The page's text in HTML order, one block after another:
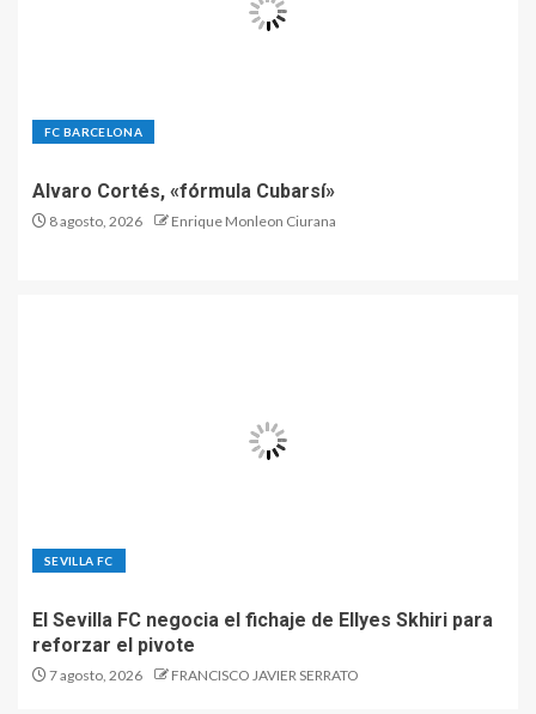
FC BARCELONA
Alvaro Cortés, «fórmula Cubarsí»
8 agosto, 2026 Enrique Monleon Ciurana
SEVILLA FC
El Sevilla FC negocia el fichaje de Ellyes Skhiri para
reforzar el pivote
7 agosto, 2026 FRANCISCO JAVIER SERRATO